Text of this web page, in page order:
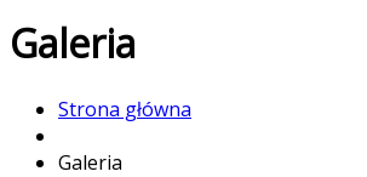
Galeria
Strona główna
Galeria